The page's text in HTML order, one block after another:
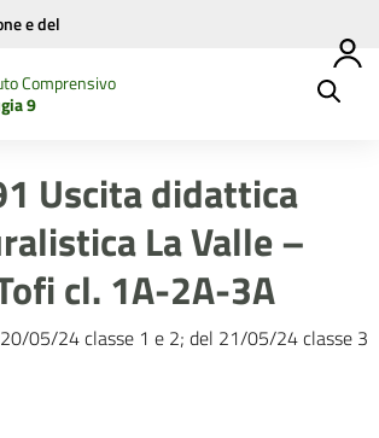
e del
Comprensivo
9
Uscita didattica
La Valle –
cl. 1A-2A-3A
05/24 classe 1 e 2; del 21/05/24 classe 3